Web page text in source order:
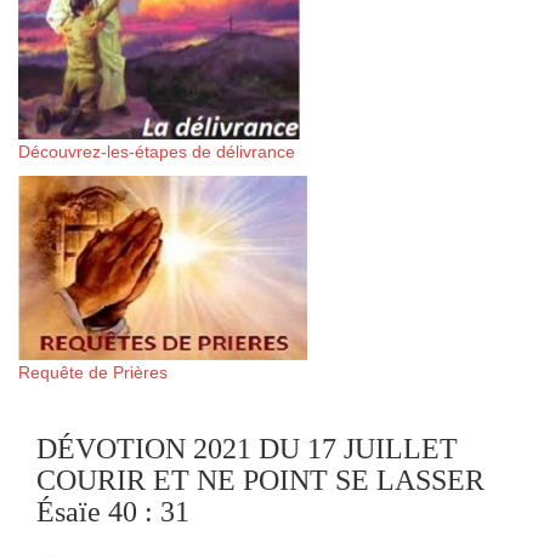
Découvrez-les-étapes de délivrance
Requête de Prières
DÉVOTION 2021 DU 17 JUILLET
COURIR ET NE POINT SE LASSER
Ésaïe 40 : 31